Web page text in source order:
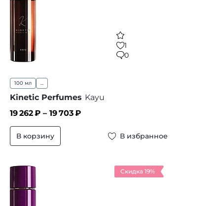
1
0
100 мл ...
Kinetic Perfumes Kayu
19 262₽ – 19 703₽
В корзину В избранное
Скидка 19%